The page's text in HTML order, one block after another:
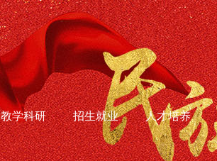
教学科研 招生就业 人才培养